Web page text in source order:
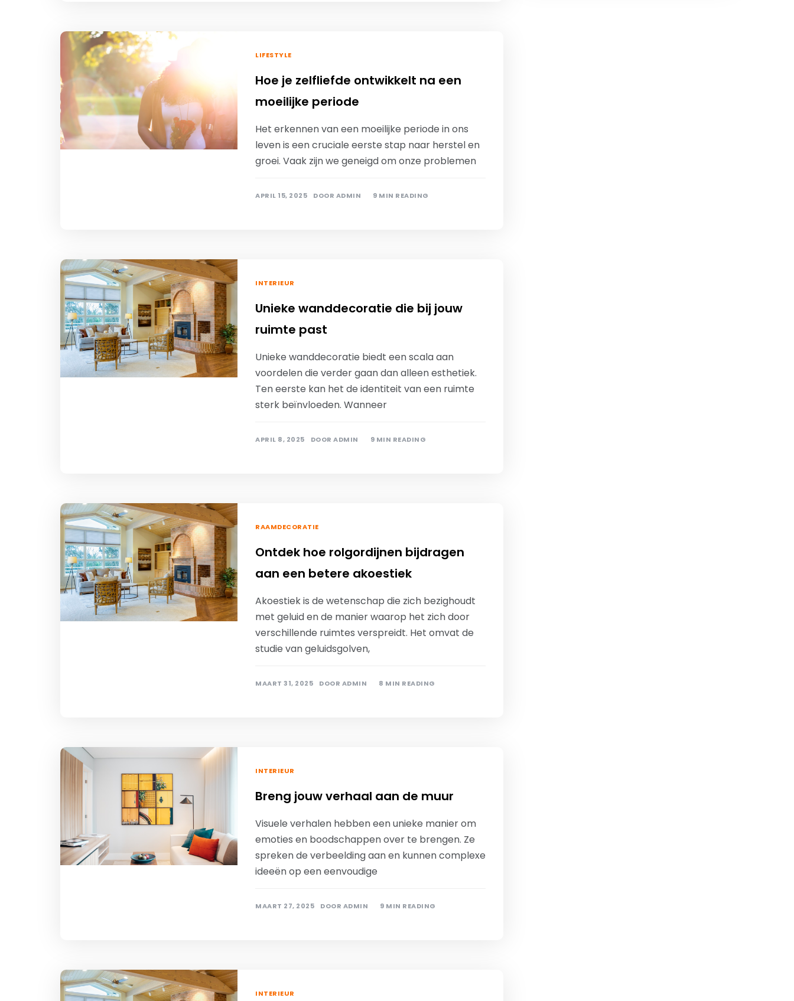
LIFESTYLE
Hoe je zelfliefde ontwikkelt na een
moeilijke periode
Het erkennen van een moeilijke periode in ons
leven is een cruciale eerste stap naar herstel en
groei. Vaak zijn we geneigd om onze problemen
APRIL 15, 2025 DOOR ADMIN 9 MIN READING
INTERIEUR
Unieke wanddecoratie die bij jouw
ruimte past
Unieke wanddecoratie biedt een scala aan
voordelen die verder gaan dan alleen esthetiek.
Ten eerste kan het de identiteit van een ruimte
sterk beïnvloeden. Wanneer
APRIL 8, 2025 DOOR ADMIN 9 MIN READING
RAAMDECORATIE
Ontdek hoe rolgordijnen bijdragen
aan een betere akoestiek
Akoestiek is de wetenschap die zich bezighoudt
met geluid en de manier waarop het zich door
verschillende ruimtes verspreidt. Het omvat de
studie van geluidsgolven,
MAART 31, 2025 DOOR ADMIN 8 MIN READING
INTERIEUR
Breng jouw verhaal aan de muur
Visuele verhalen hebben een unieke manier om
emoties en boodschappen over te brengen. Ze
spreken de verbeelding aan en kunnen complexe
ideeën op een eenvoudige
MAART 27, 2025 DOOR ADMIN 9 MIN READING
INTERIEUR